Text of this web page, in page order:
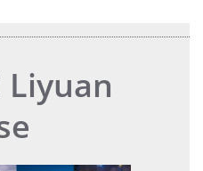
Liyuan